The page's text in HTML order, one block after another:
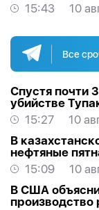
15:43
10
Все
Спустя почти
убийстве
15:27
10
В
нефтяные
15:09
10
В США
производство